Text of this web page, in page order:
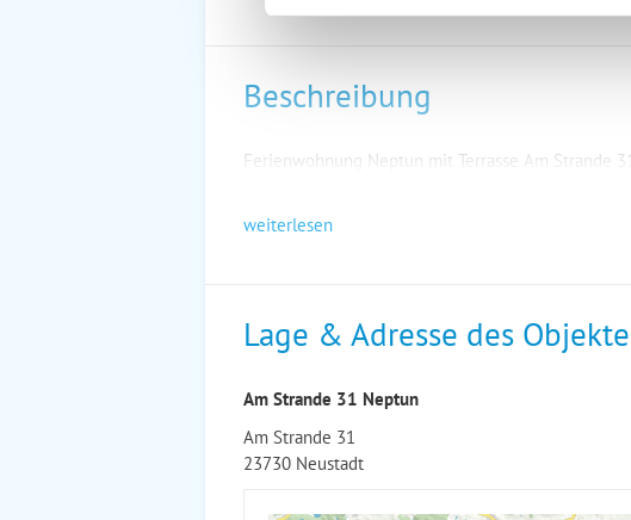
Beschreibung
Ferienwohnung Neptun mit Terrasse Am Strande
weiterlesen
Lage & Adresse des
Am Strande 31 Neptun
Am Strande 31
23730 Neustadt